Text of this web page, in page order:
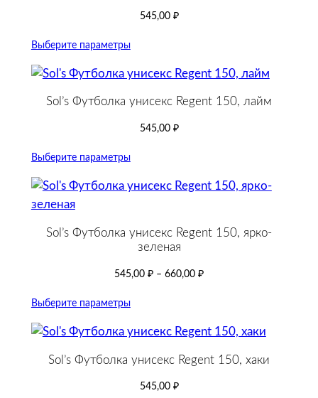
545,00 ₽
Выберите параметры
Sol’s Футболка унисекс Regent 150, лайм
545,00 ₽
Выберите параметры
Sol’s Футболка унисекс Regent 150, ярко-
зеленая
545,00 ₽ – 660,00 ₽
Выберите параметры
Sol’s Футболка унисекс Regent 150, хаки
545,00 ₽